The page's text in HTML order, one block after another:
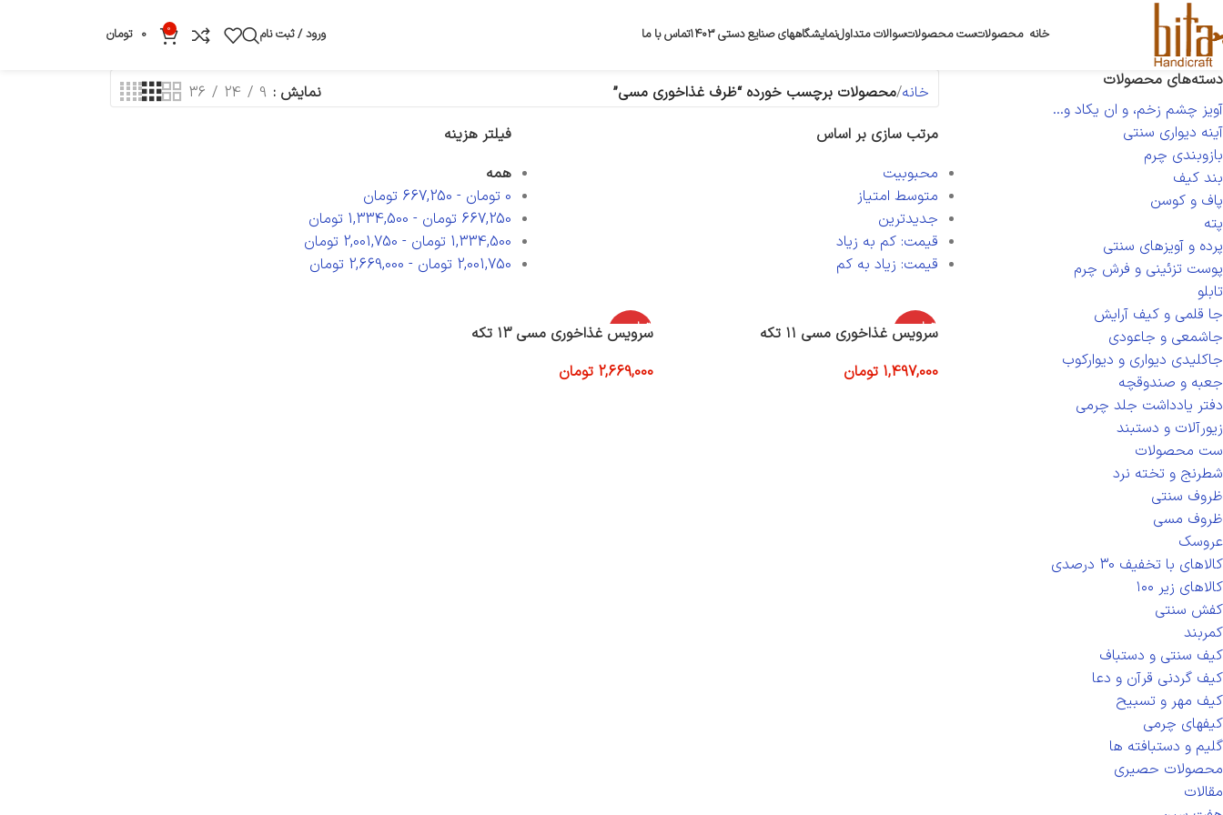
خانه محصولاتست محصولاتسوالات متداولنمایشگاههای صنایع دستی ۱۴۰۳ تماس با ما ورود / ثبت نام 0
0 تومان
دسته‌های محصولات
آویز چشم زخم، و ان یکاد و...
آینه دیواری سنتی
بازوبندی چرم
بند کیف
پاف و کوسن
پته
پرده و آویزهای سنتی
پوست تزئینی و فرش چرم
تابلو
جا قلمی و کیف آرایش
جاشمعی و جاعودی
جاکلیدی دیواری و دیوارکوب
جعبه و صندوقچه
دفتر یادداشت جلد چرمی
زیورآلات و دستبند
ست محصولات
شطرنج و تخته نرد
ظروف سنتی
ظروف مسی
عروسک
کالاهای با تخفیف 30 درصدی
کالاهای زیر ۱۰۰
کفش سنتی
کمربند
کیف سنتی و دستباف
کیف گردنی قرآن و دعا
کیف مهر و تسبیح
کیفهای چرمی
گلیم و دستبافته ها
محصولات حصیری
مقالات
خانه محصولات برچسب خورده “ظرف غذاخوری مسی” نمایش 9
24
36
مرتب سازی بر اساس
محبوبیت
متوسط امتیاز
جدیدترین
قیمت: کم به زیاد
قیمت: زیاد به کم
فیلتر هزینه
همه
0 تومان -
667,250 تومان
667,250 تومان -
1,334,500 تومان
1,334,500 تومان -
2,001,750 تومان
2,001,750 تومان -
2,669,000 تومان
اتمام موج
ودی
سرویس غذاخوری مسی ۱۱ تکه
1,497,000 تومان
اتمام موج
ودی
سرویس غذاخوری مسی ۱3 تکه
2,669,000 تومان